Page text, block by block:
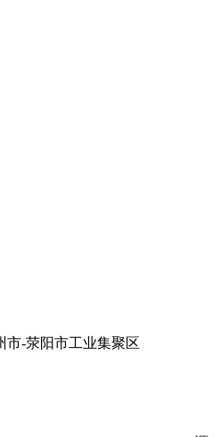
市-荥阳市工业集聚区